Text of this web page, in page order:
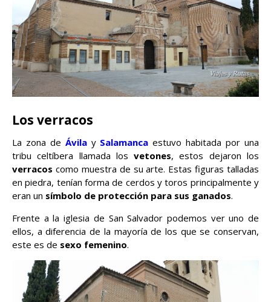
Los verracos
La zona de Ávilay Salamanca estuvo habitada por una
tribu celtíbera llamada losvetones, estos dejaron los
verracos como muestra de su arte. Estas figuras talladas
en piedra, tenían forma de cerdos y toros principalmente y
eran un símbolo de protección para sus ganados.
Frente a la iglesia de San Salvador podemos ver uno de
ellos, a diferencia de la mayoría de los que se conservan,
este es de sexo femenino.